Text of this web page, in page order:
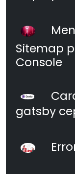
Sitemap
Console
gatsby